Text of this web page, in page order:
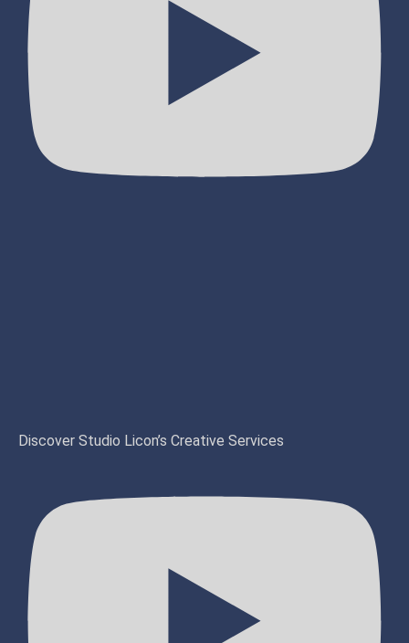
Discover Studio Licon’s Creative Services